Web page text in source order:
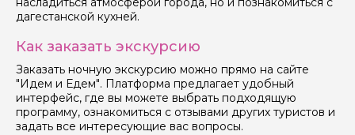
дагестанской кухней.
Как заказать экскурсию
Заказать ночную экскурсию можно прямо на сайте
"Идем и Едем". Платформа предлагает удобный
интерфейс, где вы можете выбрать подходящую
программу, ознакомиться с отзывами других туристов и
задать все интересующие вас вопросы.
Отправить